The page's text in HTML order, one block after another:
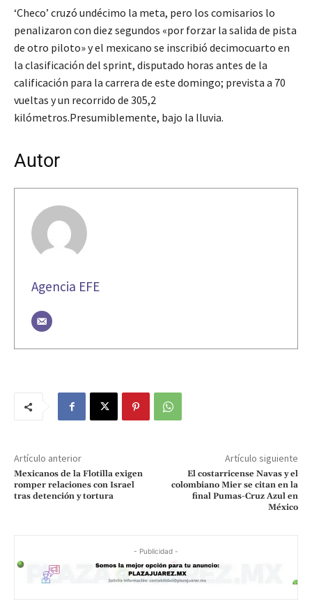
‘Checo’ cruzó undécimo la meta, pero los comisarios lo
penalizaron con diez segundos «por forzar la salida de pista
de otro piloto» y el mexicano se inscribió decimocuarto en
la clasificación del sprint, disputado horas antes de la
calificación para la carrera de este domingo; prevista a 70
vueltas y un recorrido de 305,2
kilómetros.Presumiblemente, bajo la lluvia.
Autor
Agencia EFE
Artículo anterior
Mexicanos de la Flotilla exigen
romper relaciones con Israel
tras detención y tortura
Artículo siguiente
El costarricense Navas y el
colombiano Mier se citan en la
final Pumas-Cruz Azul en
México
- Publicidad -